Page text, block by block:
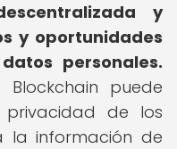
y
y oportunidades
personales.
puede
de los
la información de